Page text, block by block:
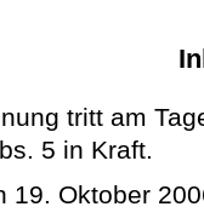
tritt am
5 in Kraft.
19. Oktober